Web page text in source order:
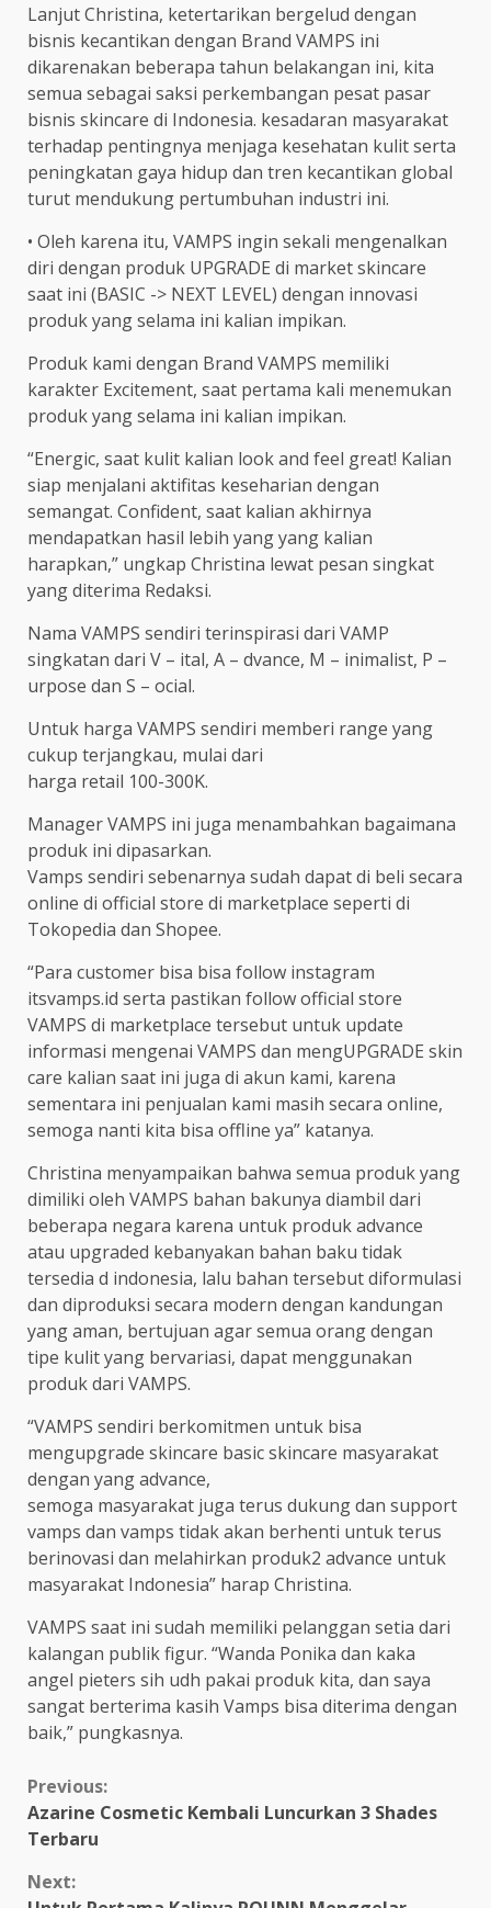
Lanjut Christina, ketertarikan bergelud dengan
bisnis kecantikan dengan Brand VAMPS ini
dikarenakan beberapa tahun belakangan ini, kita
semua sebagai saksi perkembangan pesat pasar
bisnis skincare di Indonesia. kesadaran masyarakat
terhadap pentingnya menjaga kesehatan kulit serta
peningkatan gaya hidup dan tren kecantikan global
turut mendukung pertumbuhan industri ini.
• Oleh karena itu, VAMPS ingin sekali mengenalkan
diri dengan produk UPGRADE di market skincare
saat ini (BASIC -> NEXT LEVEL) dengan innovasi
produk yang selama ini kalian impikan.
Produk kami dengan Brand VAMPS memiliki
karakter Excitement, saat pertama kali menemukan
produk yang selama ini kalian impikan.
“Energic, saat kulit kalian look and feel great! Kalian
siap menjalani aktifitas keseharian dengan
semangat. Confident, saat kalian akhirnya
mendapatkan hasil lebih yang yang kalian
harapkan,” ungkap Christina lewat pesan singkat
yang diterima Redaksi.
Nama VAMPS sendiri terinspirasi dari VAMP
singkatan dari V – ital, A – dvance, M – inimalist, P –
urpose dan S – ocial.
Untuk harga VAMPS sendiri memberi range yang
cukup terjangkau, mulai dari
harga retail 100-300K.
Manager VAMPS ini juga menambahkan bagaimana
produk ini dipasarkan.
Vamps sendiri sebenarnya sudah dapat di beli secara
online di official store di marketplace seperti di
Tokopedia dan Shopee.
“Para customer bisa bisa follow instagram
itsvamps.id serta pastikan follow official store
VAMPS di marketplace tersebut untuk update
informasi mengenai VAMPS dan mengUPGRADE skin
care kalian saat ini juga di akun kami, karena
sementara ini penjualan kami masih secara online,
semoga nanti kita bisa offline ya” katanya.
Christina menyampaikan bahwa semua produk yang
dimiliki oleh VAMPS bahan bakunya diambil dari
beberapa negara karena untuk produk advance
atau upgraded kebanyakan bahan baku tidak
tersedia d indonesia, lalu bahan tersebut diformulasi
dan diproduksi secara modern dengan kandungan
yang aman, bertujuan agar semua orang dengan
tipe kulit yang bervariasi, dapat menggunakan
produk dari VAMPS.
“VAMPS sendiri berkomitmen untuk bisa
mengupgrade skincare basic skincare masyarakat
dengan yang advance,
semoga masyarakat juga terus dukung dan support
vamps dan vamps tidak akan berhenti untuk terus
berinovasi dan melahirkan produk2 advance untuk
masyarakat Indonesia” harap Christina.
VAMPS saat ini sudah memiliki pelanggan setia dari
kalangan publik figur. “Wanda Ponika dan kaka
angel pieters sih udh pakai produk kita, dan saya
sangat berterima kasih Vamps bisa diterima dengan
baik,” pungkasnya.
Continue
Reading
Previous:
Azarine Cosmetic Kembali Luncurkan 3 Shades
Terbaru
Next: